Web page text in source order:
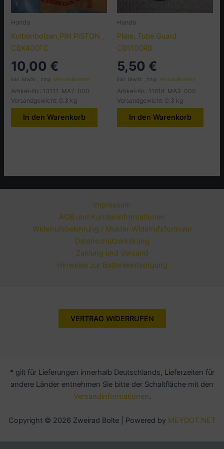
Honda
Kolbenbolzen,PIN PISTON ,
CBX400FC
10,00 €
inkl. MwSt., zzgl.Versandkosten
Artikel-Nr.: 13111-MA7-000
Versandgewicht: 0.3 kg
In den Warenkorb
Honda
Plate, Tube Guard
CB1100RB
5,50 €
inkl. MwSt., zzgl. Versandkosten
Artikel-Nr.: 11618-MA3-000
Versandgewicht: 0.3 kg
In den Warenkorb
Impressum
AGB und Kundeninformationen
Widerrufsbelehrung / Muster-Widerrufsformular
Datenschutzerklärung
Zahlung und Versand
Hinweise zur Batterieentsorgung
VERTRAG WIDERRUFEN
* gilt für Lieferungen innerhalb Deutschlands, Lieferzeiten für
andere Länder entnehmen Sie bitte der Schaltfläche mit den
Versandinformationen.
Copyright © 2026 Zweirad Bolte | Powered by MEYDOT.NET